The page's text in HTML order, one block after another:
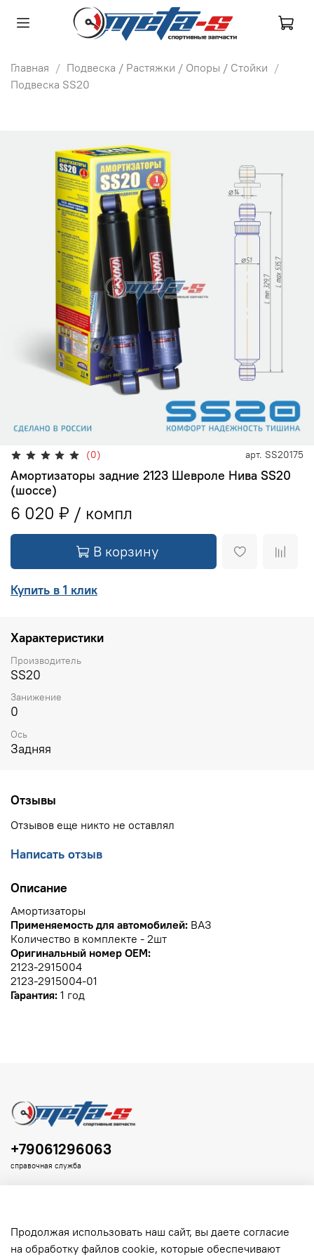
Главная
Подвеска / Растяжки / Опоры / Стойки
Подвеска SS20
(0) арт. SS20175
Амортизаторы задние 2123 Шевроле Нива SS20
(шоссе)
6 020 ₽
В корзину
Купить в 1 клик
Характеристики
Производитель
SS20
Занижение
0
Ось
Задняя
Отзывы
Отзывов еще никто не оставлял
Написать отзыв
Описание
Амортизаторы
Применяемость для автомобилей: ВАЗ
Количество в комплекте - 2шт
Оригинальный номер OEM:
2123-2915004
2123-2915004-01
Гарантия: 1 год
+79061296063
справочная служба
Продолжая использовать наш сайт, вы даете согласие
на обработку файлов cookie, которые обеспечивают